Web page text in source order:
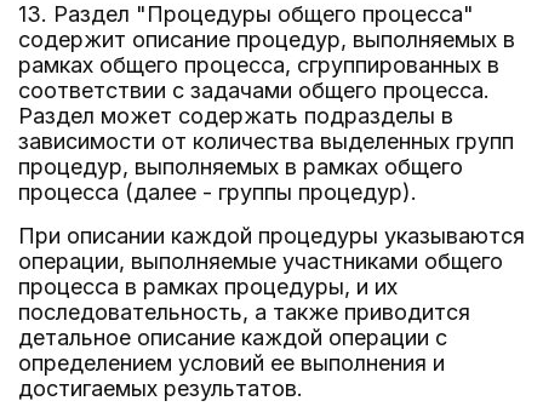
13. Раздел "Процедуры общего процесса"
содержит описание процедур, выполняемых в
рамках общего процесса, сгруппированных в
соответствии с задачами общего процесса.
Раздел может содержать подразделы в
зависимости от количества выделенных групп
процедур, выполняемых в рамках общего
процесса (далее - группы процедур).
При описании каждой процедуры указываются
операции, выполняемые участниками общего
процесса в рамках процедуры, и их
последовательность, а также приводится
детальное описание каждой операции с
определением условий ее выполнения и
достигаемых результатов.